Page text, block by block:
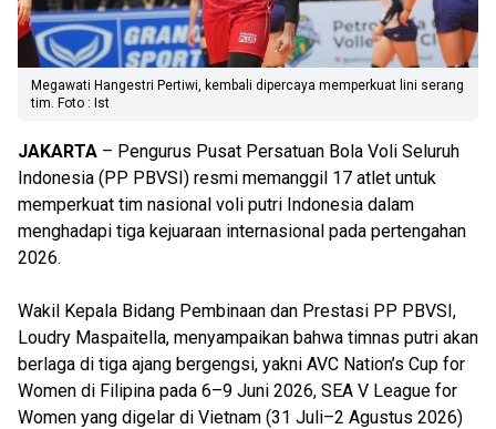
Megawati Hangestri Pertiwi, kembali dipercaya memperkuat lini serang
tim. Foto : Ist
JAKARTA – Pengurus Pusat Persatuan Bola Voli Seluruh
Indonesia (PP PBVSI) resmi memanggil 17 atlet untuk
memperkuat tim nasional voli putri Indonesia dalam
menghadapi tiga kejuaraan internasional pada pertengahan
2026.
Wakil Kepala Bidang Pembinaan dan Prestasi PP PBVSI,
Loudry Maspaitella, menyampaikan bahwa timnas putri akan
berlaga di tiga ajang bergengsi, yakni AVC Nation’s Cup for
Women di Filipina pada 6–9 Juni 2026, SEA V League for
Women yang digelar di Vietnam (31 Juli–2 Agustus 2026)